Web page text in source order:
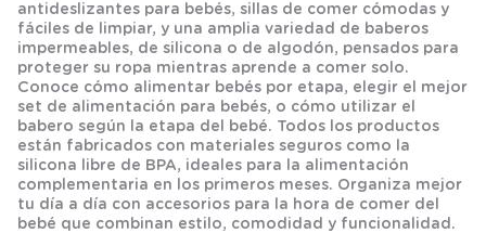
antideslizantes para bebés, sillas de comer cómodas y
fáciles de limpiar, y una amplia variedad de baberos
impermeables, de silicona o de algodón, pensados para
proteger su ropa mientras aprende a comer solo.
Conoce cómo alimentar bebés por etapa, elegir el mejor
set de alimentación para bebés, o cómo utilizar el
babero según la etapa del bebé. Todos los productos
están fabricados con materiales seguros como la
silicona libre de BPA, ideales para la alimentación
complementaria en los primeros meses. Organiza mejor
tu día a día con accesorios para la hora de comer del
bebé que combinan estilo, comodidad y funcionalidad.